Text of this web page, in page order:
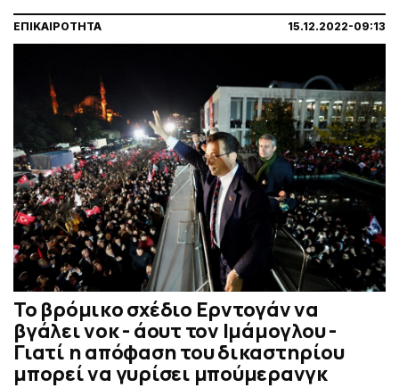
ΕΠΙΚΑΙΡΟΤΗΤΑ 15.12.2022-09:13
Το βρόμικο σχέδιο Ερντογάν να
βγάλει νοκ - άουτ τον Ιμάμογλου -
Γιατί η απόφαση του δικαστηρίου
μπορεί να γυρίσει μπούμερανγκ